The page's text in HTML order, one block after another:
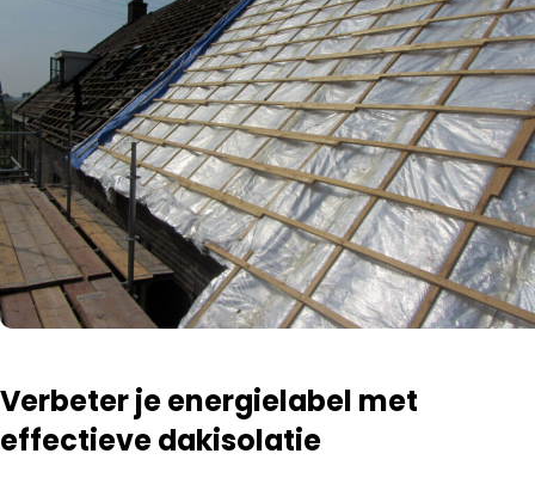
Verbeter je energielabel met
effectieve dakisolatie